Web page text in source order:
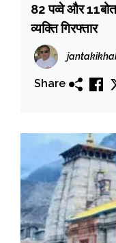
82 पव्वे और 11बोतल अवैध अंग्रेजी शराब के
व्यक्ति गिरफ्तार
Share